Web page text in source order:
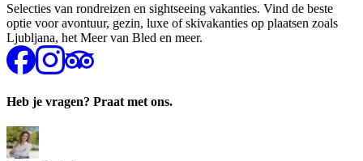
Selecties van rondreizen en sightseeing vakanties. Vind de beste
optie voor avontuur, gezin, luxe of skivakanties op plaatsen zoals
Ljubljana, het Meer van Bled en meer.
Heb je vragen? Praat met ons.